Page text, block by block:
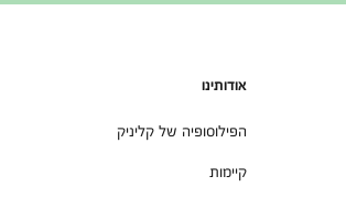
אודותינו
הפילוסופיה של קליניק
קיימות